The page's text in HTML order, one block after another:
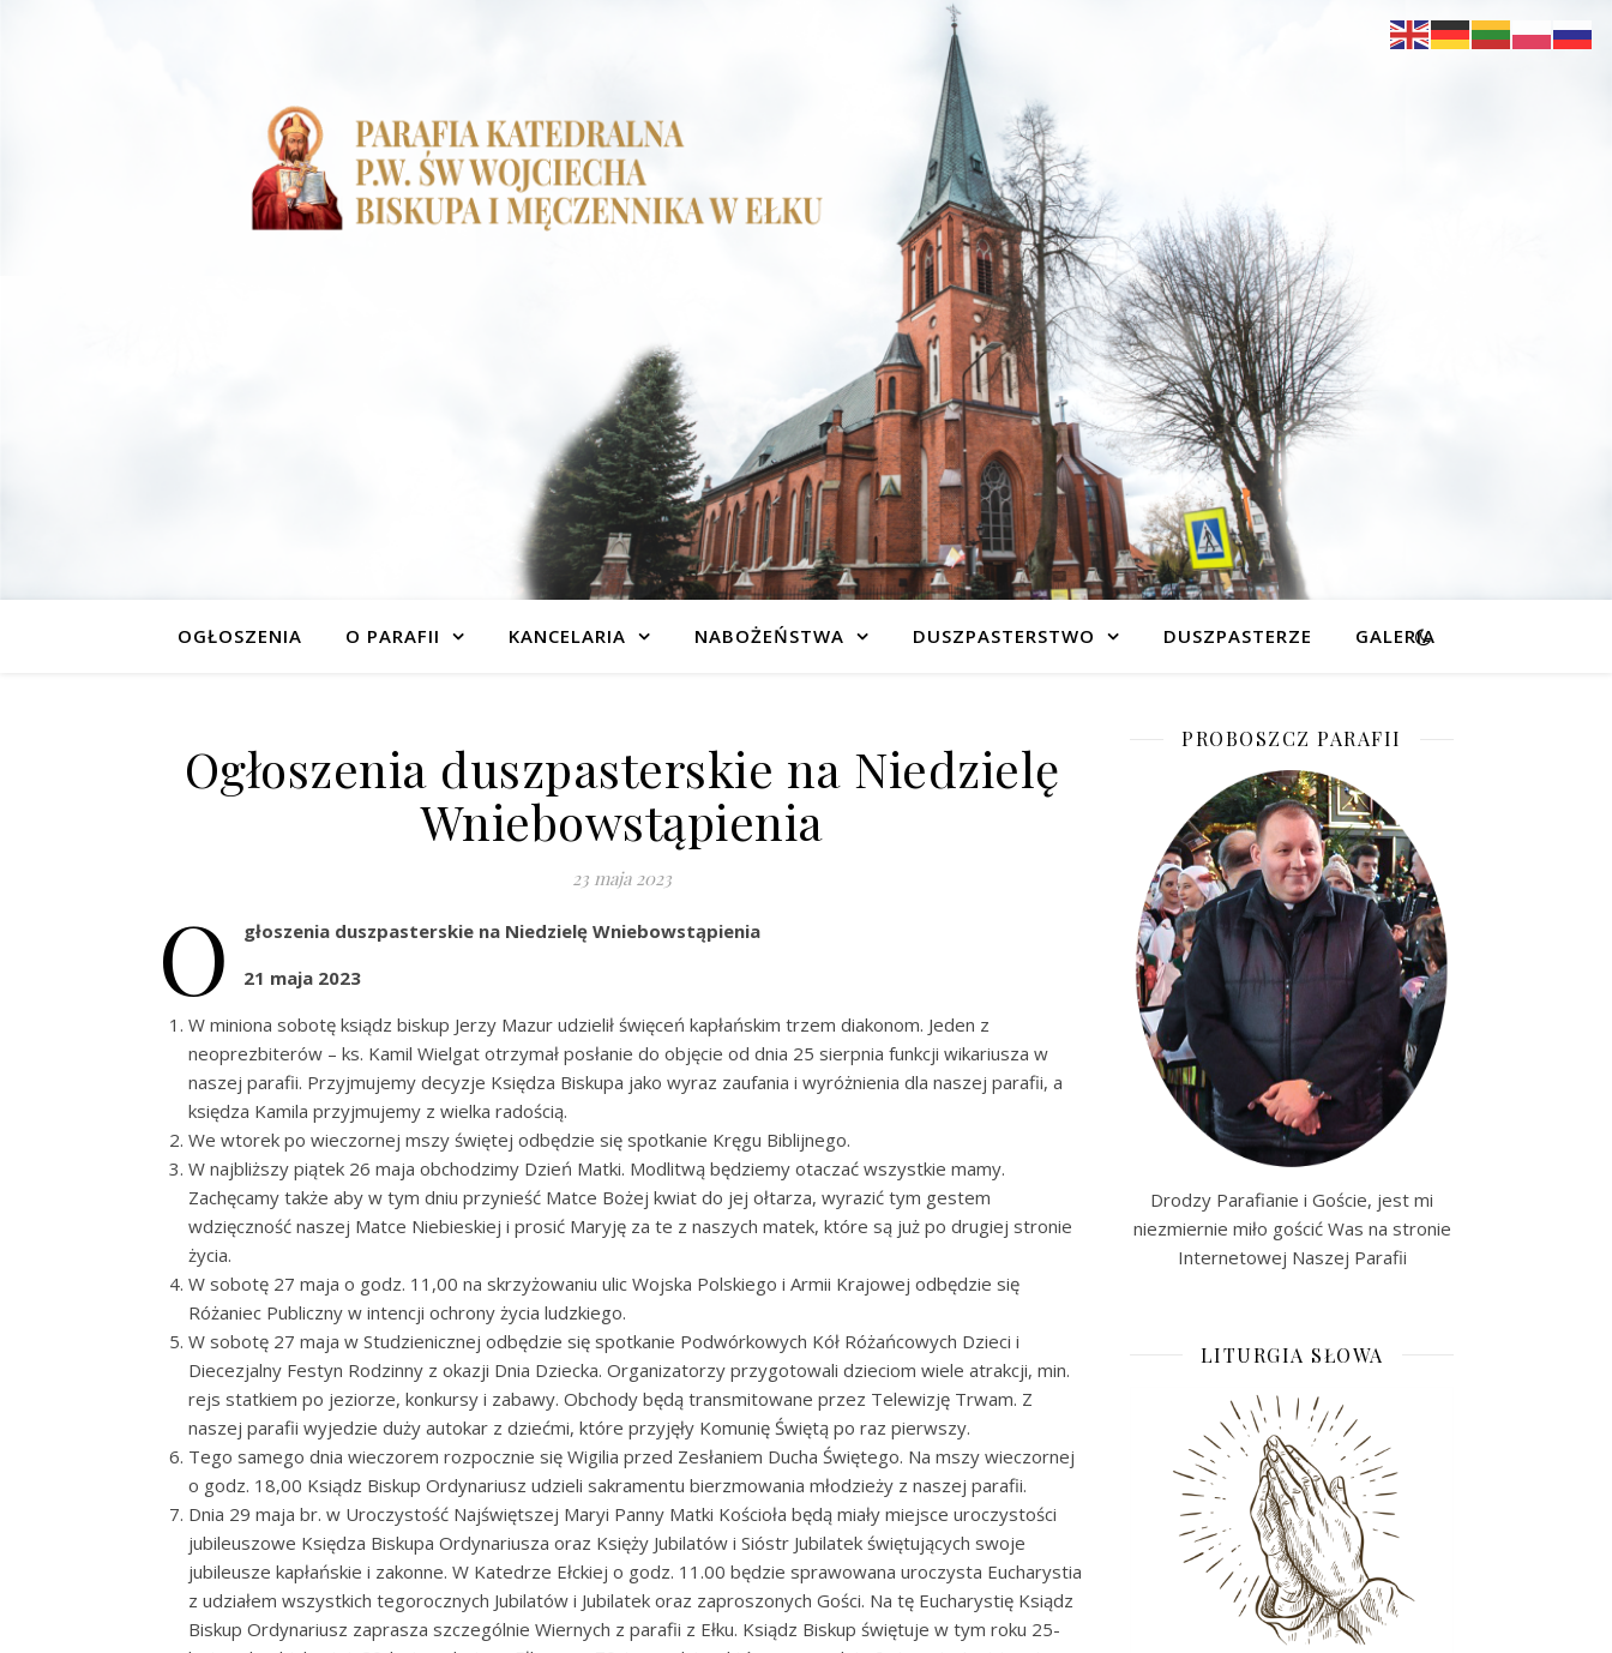
OGŁOSZENIA O PARAFII KANCELARIA NABOŻEŃSTWA DUSZPASTERSTWO DUSZPASTERZE GALERIA
Ogłoszenia duszpasterskie na Niedzielę
Wniebowstąpienia
23 maja 2023
O
głoszenia duszpasterskie na Niedzielę Wniebowstąpienia
21 maja 2023
W miniona sobotę ksiądz biskup Jerzy Mazur udzielił święceń kapłańskim trzem diakonom. Jeden z
neoprezbiterów – ks. Kamil Wielgat otrzymał posłanie do objęcie od dnia 25 sierpnia funkcji wikariusza w
naszej parafii. Przyjmujemy decyzje Księdza Biskupa jako wyraz zaufania i wyróżnienia dla naszej parafii, a
księdza Kamila przyjmujemy z wielka radością.
We wtorek po wieczornej mszy świętej odbędzie się spotkanie Kręgu Biblijnego.
W najbliższy piątek 26 maja obchodzimy Dzień Matki. Modlitwą będziemy otaczać wszystkie mamy.
Zachęcamy także aby w tym dniu przynieść Matce Bożej kwiat do jej ołtarza, wyrazić tym gestem
wdzięczność naszej Matce Niebieskiej i prosić Maryję za te z naszych matek, które są już po drugiej stronie
życia.
W sobotę 27 maja o godz. 11,00 na skrzyżowaniu ulic Wojska Polskiego i Armii Krajowej odbędzie się
Różaniec Publiczny w intencji ochrony życia ludzkiego.
W sobotę 27 maja w Studzienicznej odbędzie się spotkanie Podwórkowych Kół Różańcowych Dzieci i
Diecezjalny Festyn Rodzinny z okazji Dnia Dziecka. Organizatorzy przygotowali dzieciom wiele atrakcji, min.
rejs statkiem po jeziorze, konkursy i zabawy. Obchody będą transmitowane przez Telewizję Trwam. Z
naszej parafii wyjedzie duży autokar z dziećmi, które przyjęły Komunię Świętą po raz pierwszy.
Tego samego dnia wieczorem rozpocznie się Wigilia przed Zesłaniem Ducha Świętego. Na mszy wieczornej
o godz. 18,00 Ksiądz Biskup Ordynariusz udzieli sakramentu bierzmowania młodzieży z naszej parafii.
Dnia 29 maja br. w Uroczystość Najświętszej Maryi Panny Matki Kościoła będą miały miejsce uroczystości
jubileuszowe Księdza Biskupa Ordynariusza oraz Księży Jubilatów i Sióstr Jubilatek świętujących swoje
jubileusze kapłańskie i zakonne. W Katedrze Ełckiej o godz. 11.00 będzie sprawowana uroczysta Eucharystia
z udziałem wszystkich tegorocznych Jubilatów i Jubilatek oraz zaproszonych Gości. Na tę Eucharystię Ksiądz
Biskup Ordynariusz zaprasza szczególnie Wiernych z parafii z Ełku. Ksiądz Biskup świętuje w tym roku 25-
PROBOSZCZ PARAFII
Drodzy Parafianie i Goście, jest mi
niezmiernie miło gościć Was na stronie
Internetowej Naszej Parafii
LITURGIA SŁOWA